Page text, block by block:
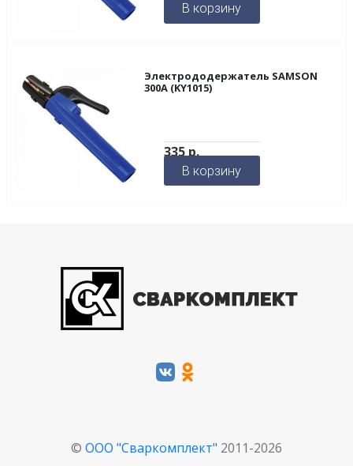
В корзину
Электрододержатель SAMSON
300A (KY1015)
335р.
В корзину
© ООО "Сваркомплект" 2011-2026